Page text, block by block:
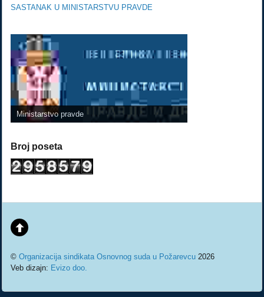
SASTANAK U MINISTARSTVU PRAVDE
Ministarstvo pravde
Broj poseta
© Organizacija sindikata Osnovnog suda u Požarevcu2026
Veb dizajn: Evizo doo.